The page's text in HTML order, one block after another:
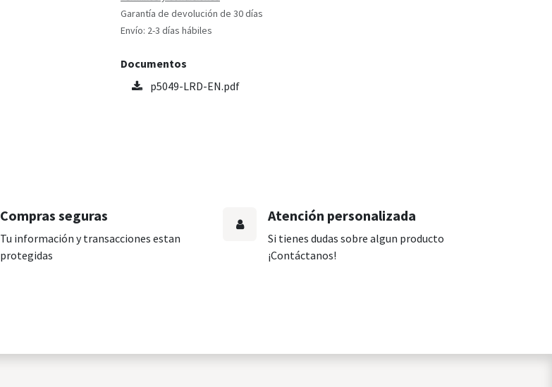
Garantía de devolución de 30 días
Envío: 2-3 días hábiles
Documentos
p5049-LRD-EN.pdf
Compras seguras
Tu información y transacciones estan
protegidas
Atención personalizada
Si tienes dudas sobre algun producto
¡Contáctanos!